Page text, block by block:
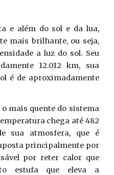
e além do sol e da lua,
mais brilhante, ou seja,
a luz do sol. Seu
12.012 km, sua
é de aproximadamente
mais quente do sistema
chega até 482
sua atmosfera, que é
principalmente por
por reter calor que
estufa que eleva a